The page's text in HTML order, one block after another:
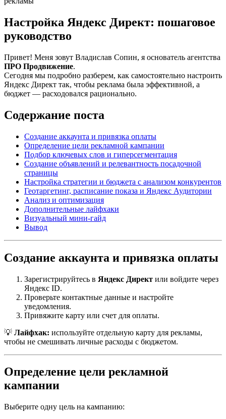
Настройка Яндекс Директ: пошаговое
руководство
Привет! Меня зовут Владислав Сопин, я основатель агентства
ПРО Продвижение.
Сегодня мы подробно разберем, как самостоятельно настроить
Яндекс Директ так, чтобы реклама была эффективной, а
бюджет — расходовался рационально.
Содержание поста
Создание аккаунта и привязка оплаты
Определение цели рекламной кампании
Подбор ключевых слов и гиперсегментация
Создание объявлений и релевантность посадочной
страницы
Настройка стратегии и бюджета с анализом конкурентов
Геотаргетинг, расписание показа и Яндекс Аудитории
Анализ и оптимизация
Дополнительные лайфхаки
Визуальный мини-гайд
Вывод
Создание аккаунта и привязка оплаты
Зарегистрируйтесь в Яндекс Директ или войдите через
Яндекс ID.
Проверьте контактные данные и настройте
уведомления.
Привяжите карту или счет для оплаты.
💡 Лайфхак: используйте отдельную карту для рекламы,
чтобы не смешивать личные расходы с бюджетом.
Определение цели рекламной
кампании
Выберите одну цель на кампанию: